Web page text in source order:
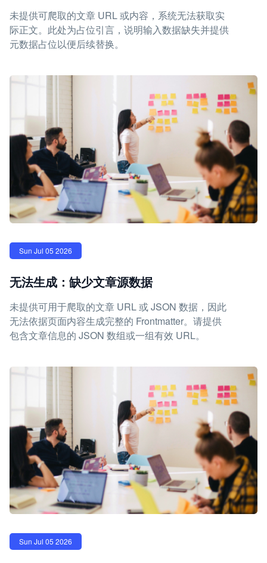
未提供可爬取的文章 URL 或内容，系统无法获取实
际正文。此处为占位引言，说明输入数据缺失并提供
元数据占位以便后续替换。
Sun Jul 05 2026
无法生成：缺少文章源数据
未提供可用于爬取的文章 URL 或 JSON 数据，因此
无法依据页面内容生成完整的 Frontmatter。请提供
包含文章信息的 JSON 数组或一组有效 URL。
Sun Jul 05 2026